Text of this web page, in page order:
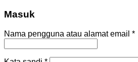
Masuk
Nama pengguna atau alamat email *